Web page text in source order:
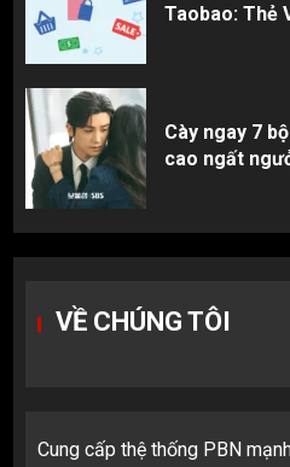
Taobao: Thẻ
Cày ngay 7
cao ngất
VỀ CHÚNG TÔI
Cung cấp thệ thống PBN